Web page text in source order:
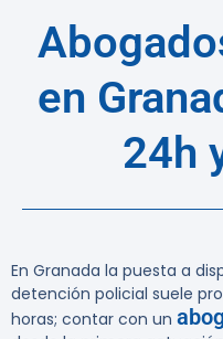
en
24h
En Granada la puesta a
detención policial suele
horas; contar con un